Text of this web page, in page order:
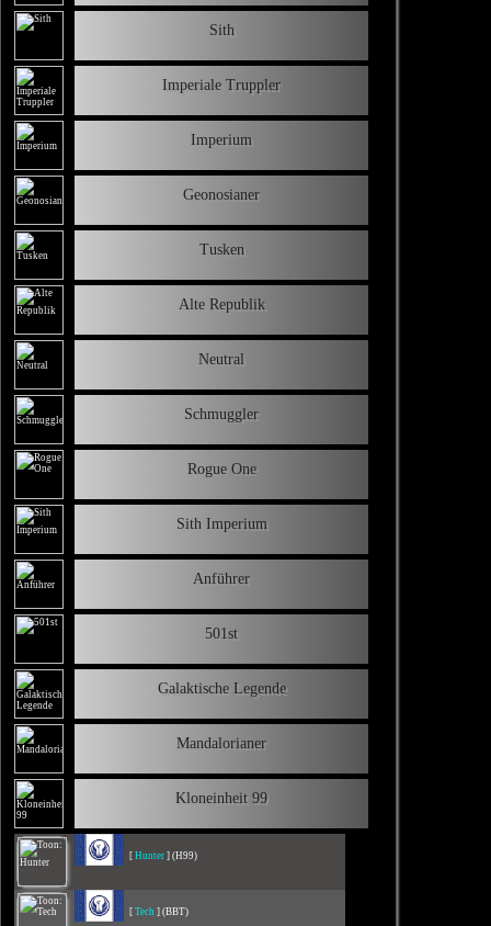
Sith
Imperiale Truppler
Imperium
Geonosianer
Tusken
Alte Republik
Neutral
Schmuggler
Rogue One
Sith Imperium
Anführer
501st
Galaktische Legende
Mandalorianer
Kloneinheit 99
[ Hunter ] (H99)
[ Tech ] (BBT)